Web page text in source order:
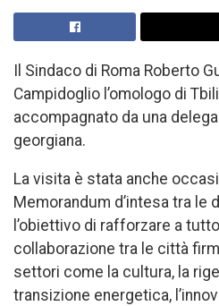
Il Sindaco di Roma Roberto
Campidoglio l’omologo di
accompagnato da una
georgiana.
La visita è stata anche
Memorandum d’intesa tra le
l’obiettivo di rafforzare a
collaborazione tra le città
settori come la cultura, la
transizione energetica,